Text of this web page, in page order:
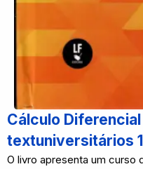
Cálculo
textuniversitários
O livro apresenta um curso